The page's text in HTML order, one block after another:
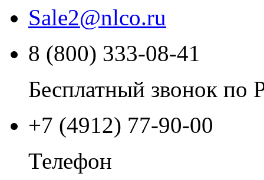
Sale2@nlco.ru
8 (800) 333-08-41
Бесплатный звонок по
+7 (4912) 77-90-00
Телефон